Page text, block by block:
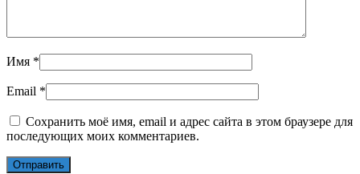
Имя *
Email *
Сохранить моё имя, email и адрес сайта в этом браузере для
последующих моих комментариев.